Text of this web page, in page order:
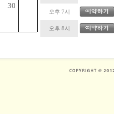
30
오후 7시
오후 8시